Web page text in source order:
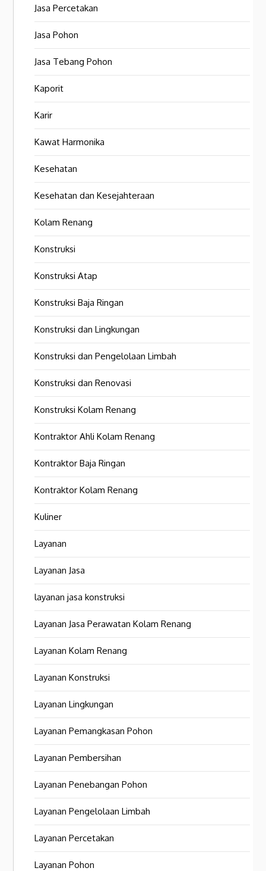
Jasa Percetakan
Jasa Pohon
Jasa Tebang Pohon
Kaporit
Karir
Kawat Harmonika
Kesehatan
Kesehatan dan Kesejahteraan
Kolam Renang
Konstruksi
Konstruksi Atap
Konstruksi Baja Ringan
Konstruksi dan Lingkungan
Konstruksi dan Pengelolaan Limbah
Konstruksi dan Renovasi
Konstruksi Kolam Renang
Kontraktor Ahli Kolam Renang
Kontraktor Baja Ringan
Kontraktor Kolam Renang
Kuliner
Layanan
Layanan Jasa
layanan jasa konstruksi
Layanan Jasa Perawatan Kolam Renang
Layanan Kolam Renang
Layanan Konstruksi
Layanan Lingkungan
Layanan Pemangkasan Pohon
Layanan Pembersihan
Layanan Penebangan Pohon
Layanan Pengelolaan Limbah
Layanan Percetakan
Layanan Pohon